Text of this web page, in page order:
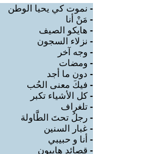
- نموت كي يحيا الوطن
- مَنْ أنا
- هايكو الصيف
- نزلاء السجون
- وجه آخر
- ومضات
- دون ما أجد
- فيكَ معنى الحُب
-كل الأشياء تكبر
- تلغراف
- رجلُ تحتَ الطَّاولة
- غبار السنين
- أنا و حبيبي
- قصائد هايبون